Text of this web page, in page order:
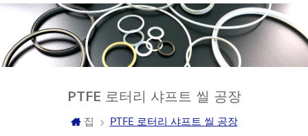
PTFE 로터리 샤프트 ​​씰 공장
집 PTFE 로터리 샤프트 ​​씰 공장